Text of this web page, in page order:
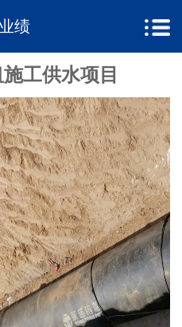
绩
工供水项目